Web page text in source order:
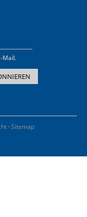
Mail.
·Sitemap